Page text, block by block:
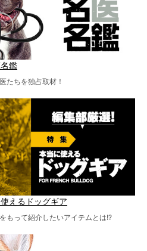
鑑
たちを独占取材！
えるドッグギア
もって紹介したいアイテムとは!?